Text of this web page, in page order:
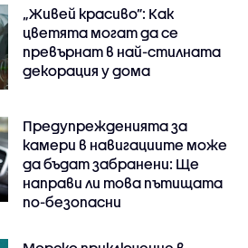
„Живей красиво”: Как
цветята могат да се
превърнат в най-стилната
декорация у дома
Предупрежденията за
камери в навигациите може
да бъдат забранени: Ще
направи ли това пътищата
по-безопасни